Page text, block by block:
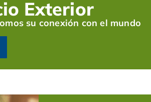
Exterior
su conexión con el mundo